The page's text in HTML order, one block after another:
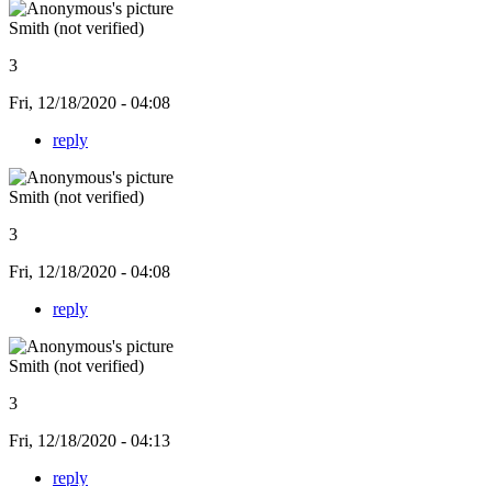
Smith (not verified)
3
Fri, 12/18/2020 - 04:08
reply
Smith (not verified)
3
Fri, 12/18/2020 - 04:08
reply
Smith (not verified)
3
Fri, 12/18/2020 - 04:13
reply